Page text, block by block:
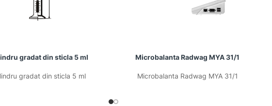
gradat din sticla 5 ml
gradat din sticla 5 ml
Microbalanta Radwag MYA 31/1
Microbalanta Radwag MYA 31/1